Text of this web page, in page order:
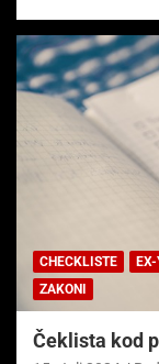
CHECKLISTE
ZAKONI
Čeklista kod